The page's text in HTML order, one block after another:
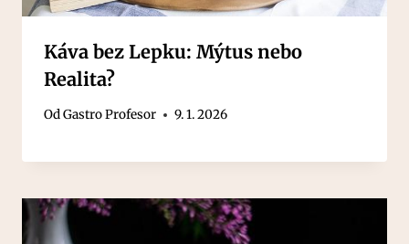
Káva bez Lepku: Mýtus nebo
Realita?
OdGastro Profesor 9. 1. 2026